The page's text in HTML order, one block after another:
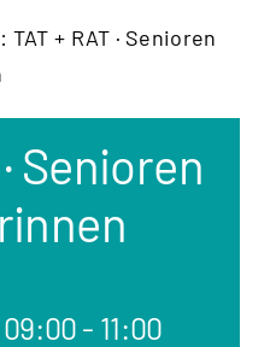
TAT + RAT · Senioren
Senioren
09:00 - 11:00